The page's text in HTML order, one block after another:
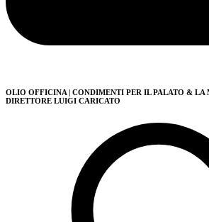
OLIO OFFICINA | CONDIMENTI PER IL PALATO & LA
DIRETTORE LUIGI CARICATO